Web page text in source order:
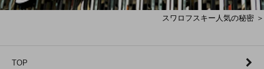
スワロフスキー人気の秘密 ＞
TOP